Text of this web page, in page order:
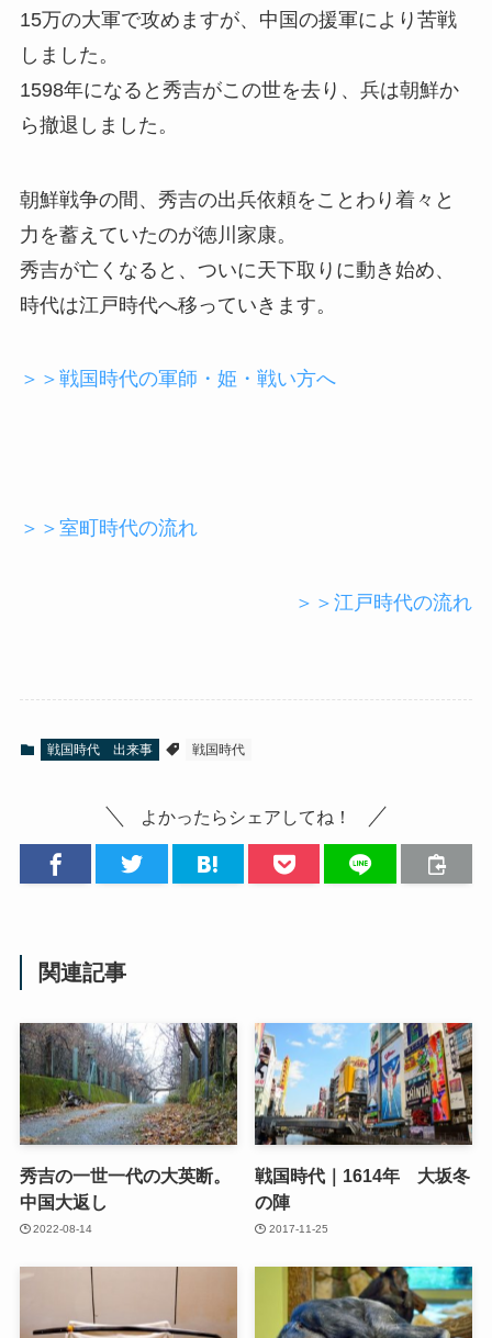
15万の大軍で攻めますが、中国の援軍により苦戦
しました。
1598年になると秀吉がこの世を去り、兵は朝鮮か
ら撤退しました。
朝鮮戦争の間、秀吉の出兵依頼をことわり着々と
力を蓄えていたのが徳川家康。
秀吉が亡くなると、ついに天下取りに動き始め、
時代は江戸時代へ移っていきます。
＞＞戦国時代の軍師・姫・戦い方へ
＞＞室町時代の流れ
＞＞江戸時代の流れ
戦国時代 出来事 戦国時代
よかったらシェアしてね！
関連記事
秀吉の一世一代の大英断。
中国大返し
2022-08-14
戦国時代｜1614年 大坂冬
の陣
2017-11-25